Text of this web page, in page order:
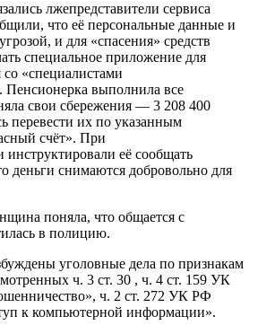
лжепредставители сервиса
что её персональные данные и
и для «спасения» средств
специальное приложение для
«специалистами
выполнила все
свои сбережения — 3 208 400
перевести их по указанным
счёт». При
её сообщать
деньги снимаются добровольно для
поняла, что общается с
в полицию.
уголовные дела по признакам
ч. 3 ст. 30 , ч. 4 ст. 159 УК
ч. 2 ст. 272 УК РФ
к компьютерной информации».